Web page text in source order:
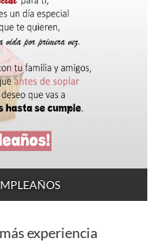
experiencia